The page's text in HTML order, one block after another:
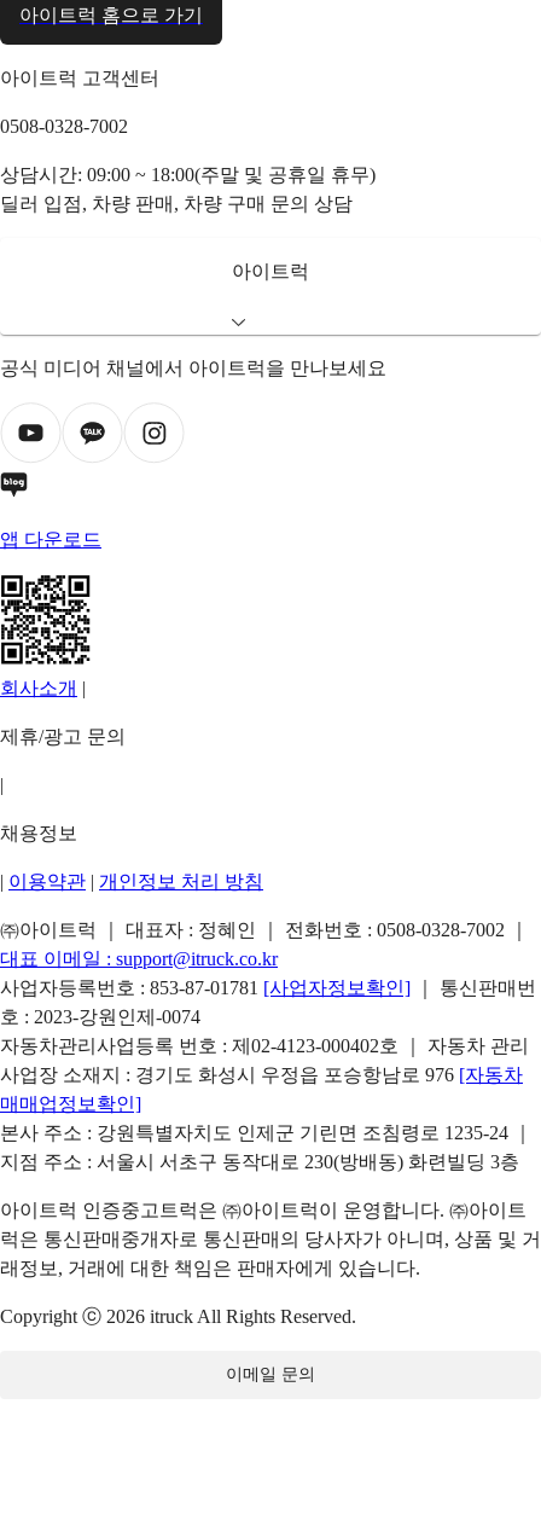
아이트럭 홈으로 가기
아이트럭 고객센터
0508-0328-7002
상담시간: 09:00 ~ 18:00(주말 및 공휴일 휴무)
딜러 입점, 차량 판매, 차량 구매 문의 상담
아이트럭
공식 미디어 채널에서 아이트럭을 만나보세요
앱 다운로드
회사소개 |
제휴/광고 문의
|
채용정보
| 이용약관 | 개인정보 처리 방침
㈜아이트럭 ｜ 대표자 : 정혜인 ｜ 전화번호 : 0508-0328-7002
대표 이메일 : support@itruck.co.kr
사업자등록번호 : 853-87-01781 [사업자정보확인]
｜ 통신판매번
호 : 2023-강원인제-0074
자동차관리사업등록 번호 : 제02-4123-000402호 ｜ 자동차 관리
사업장 소재지 : 경기도 화성시 우정읍 포승항남로 976 [자동차
매매업정보확인]
본사 주소 : 강원특별자치도 인제군 기린면 조침령로 1235-24 ｜
지점 주소 : 서울시 서초구 동작대로 230(방배동) 화련빌딩 3층
아이트럭 인증중고트럭은 ㈜아이트럭이 운영합니다. ㈜아이트
럭은 통신판매중개자로 통신판매의 당사자가 아니며, 상품 및 거
래정보, 거래에 대한 책임은 판매자에게 있습니다.
Copyright ⓒ 2026 itruck All Rights Reserved.
이메일 문의